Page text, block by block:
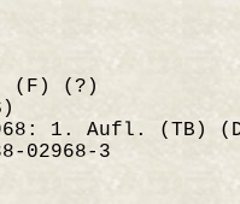
(F) (?)
1. Aufl. (TB)
02968-3